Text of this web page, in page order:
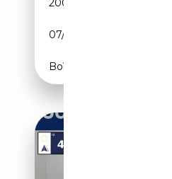
200 000 km
07/2014
Boîte automatique